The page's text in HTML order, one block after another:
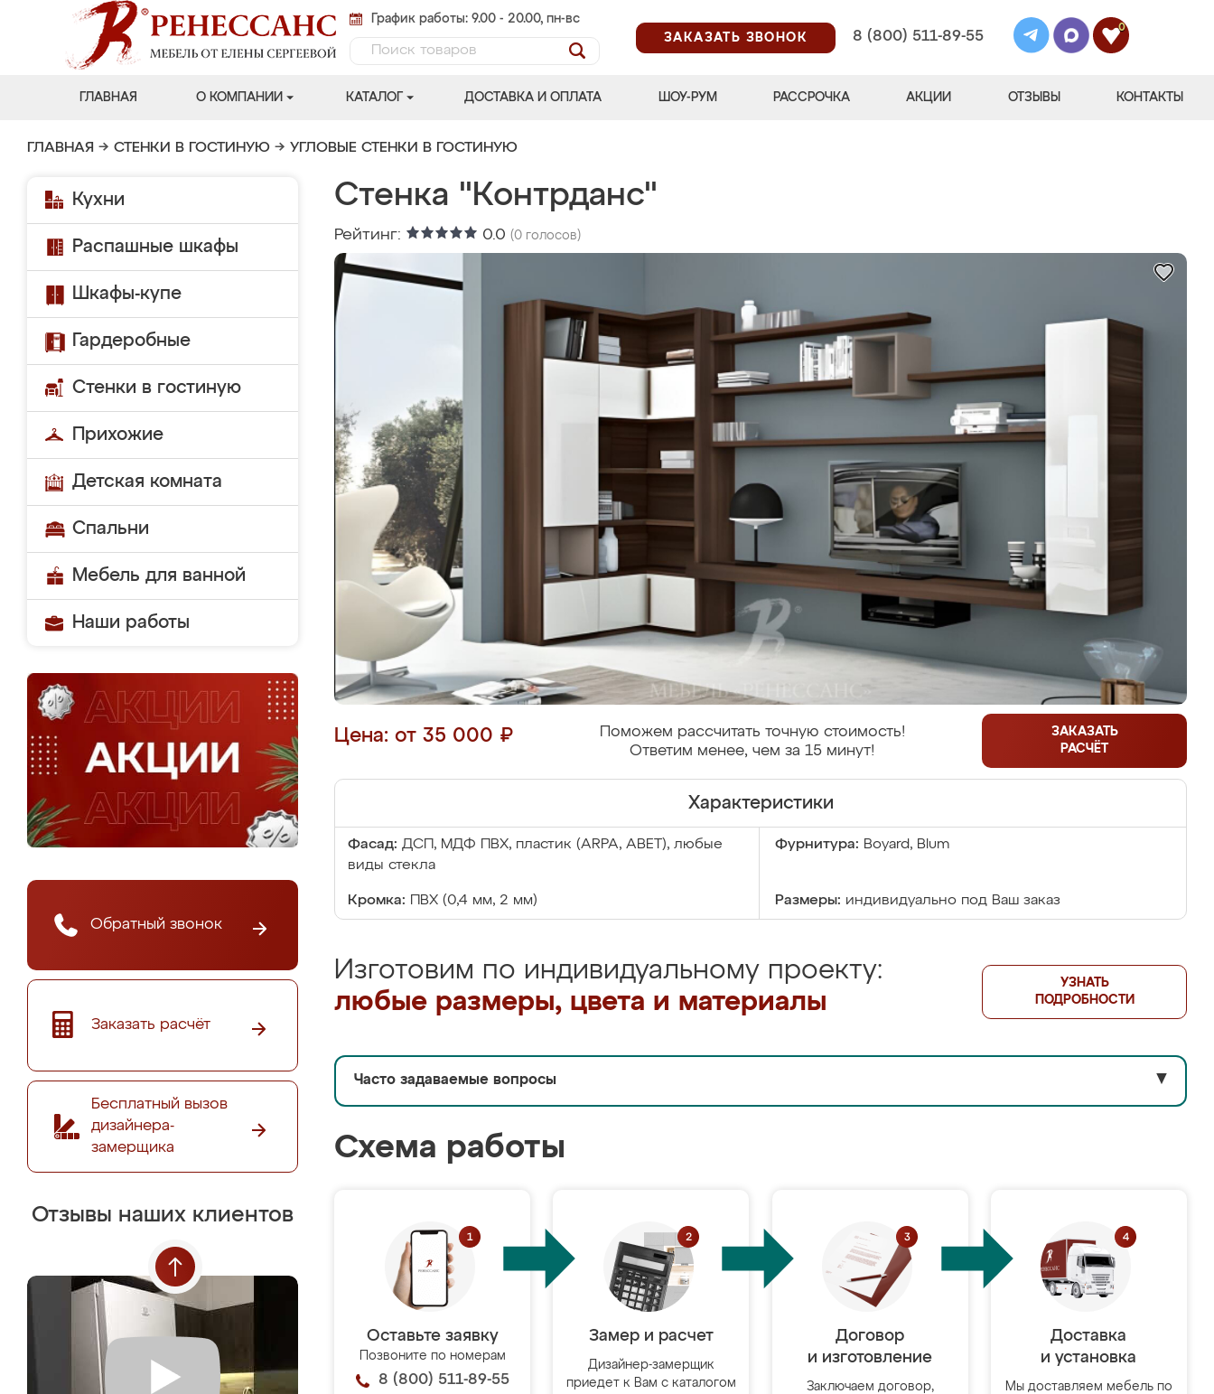
График работы: 9.00 - 20.00, пн-вс
ЗАКАЗАТЬ ЗВОНОК
8 (800) 511-89-55
0
ГЛАВНАЯ О КОМПАНИИ КАТАЛОГ ДОСТАВКА И ОПЛАТА ШОУ-РУМ РАССРОЧКА АКЦИИ ОТЗЫВЫ КОНТАКТЫ
ГЛАВНАЯ → СТЕНКИ В ГОСТИНУЮ → УГЛОВЫЕ СТЕНКИ В ГОСТИНУЮ
Кухни
Распашные шкафы
Шкафы-купе
Гардеробные
Стенки в гостиную
Прихожие
Детская комната
Спальни
Мебель для ванной
Наши работы
Обратный звонок
Заказать расчёт
Бесплатный вызов
дизайнера-
замерщика
Отзывы наших клиентов
Стенка "Контрданс"
Рейтинг: 0.0 (0 голосов)
Цена: от 35 000 ₽
Поможем рассчитать точную стоимость!
Ответим менее, чем за 15 минут!
ЗАКАЗАТЬ
РАСЧЁТ
Характеристики
Фасад: ДСП, МДФ ПВХ, пластик (ARPA, ABET), любые
виды стекла
Фурнитура: Boyard, Blum
Кромка: ПВХ (0,4 мм, 2 мм) Размеры: индивидуально под Ваш заказ
Изготовим по индивидуальному проекту:
любые размеры, цвета и материалы
УЗНАТЬ
ПОДРОБНОСТИ
Часто задаваемые вопросы ▼
Схема работы
Оставьте заявку
Позвоните по номерам
8 (800) 511-89-55
Замер и расчет
Дизайнер-замерщик
приедет к Вам с каталогом
Договор
и изготовление
Заключаем договор,
Доставка
и установка
Мы доставляем мебель по